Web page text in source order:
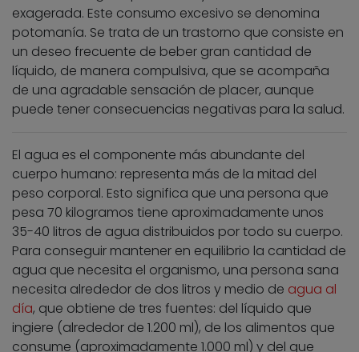
exagerada. Este consumo excesivo se denomina
potomanía. Se trata de un trastorno que consiste en
un deseo frecuente de beber gran cantidad de
líquido, de manera compulsiva, que se acompaña
de una agradable sensación de placer, aunque
puede tener consecuencias negativas para la salud.
El agua es el componente más abundante del
cuerpo humano: representa más de la mitad del
peso corporal. Esto significa que una persona que
pesa 70 kilogramos tiene aproximadamente unos
35-40 litros de agua distribuidos por todo su cuerpo.
Para conseguir mantener en equilibrio la cantidad de
agua que necesita el organismo, una persona sana
necesita alrededor de dos litros y medio de agua al
día, que obtiene de tres fuentes: del líquido que
ingiere (alrededor de 1.200 ml), de los alimentos que
consume (aproximadamente 1.000 ml) y del que